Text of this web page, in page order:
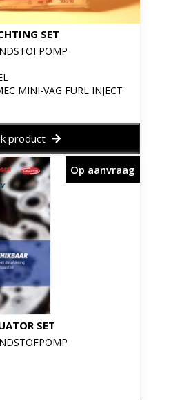
SET
MINI-VAG FURL INJECT
product
SET
Op aanvraag